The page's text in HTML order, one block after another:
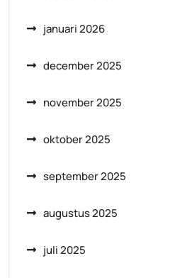
januari 2026
december 2025
november 2025
oktober 2025
september 2025
augustus 2025
juli 2025